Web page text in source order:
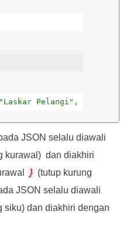
"Laskar Pelangi" ,
"Andrea Hirata"
JSON selalu diawali
kurawal) dan diakhiri
} (tutup kurung
JSON selalu diawali
siku) dan diakhiri dengan